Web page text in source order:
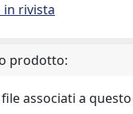
in rivista
prodotto:
associati a